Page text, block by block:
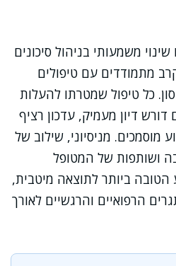
משמעותי בניהול סיכונים
מתמודדים עם טיפולים
כל טיפול שמטרתו להעלות
דיון מעמיק, עדכון רציף
מוסמכים. מניסיוני, שילוב של
ושותפות של המטופל
ביותר לתוצאה מיטבית,
הרפואיים והרגשיים לאורך